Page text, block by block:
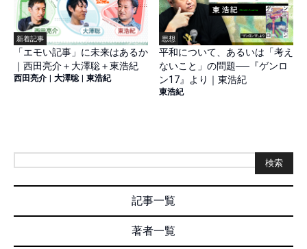
新着記事
「エモい記事」に未来はあるか
｜西田亮介＋大澤聡＋東浩紀
西田亮介 | 大澤聡 | 東浩紀
思想
平和について、あるいは「考え
ないこと」の問題──『ゲンロ
ン17』より｜東浩紀
東浩紀
検索
記事一覧
著者一覧